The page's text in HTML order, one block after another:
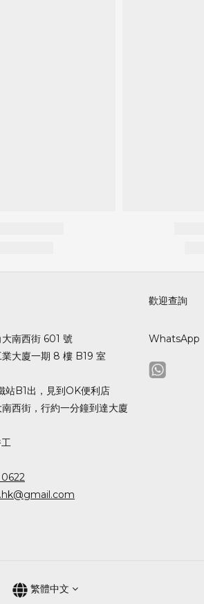
南西街 601 號
大廈一期 8 樓 B19 室
站B1出，見到OK便利店
西街，行約一分鐘到達大廈
歡迎查詢
WhatsApp
繁體中文